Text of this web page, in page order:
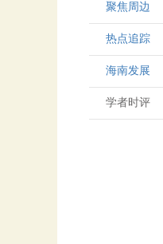
聚焦周边
热点追踪
海南发展
学者时评